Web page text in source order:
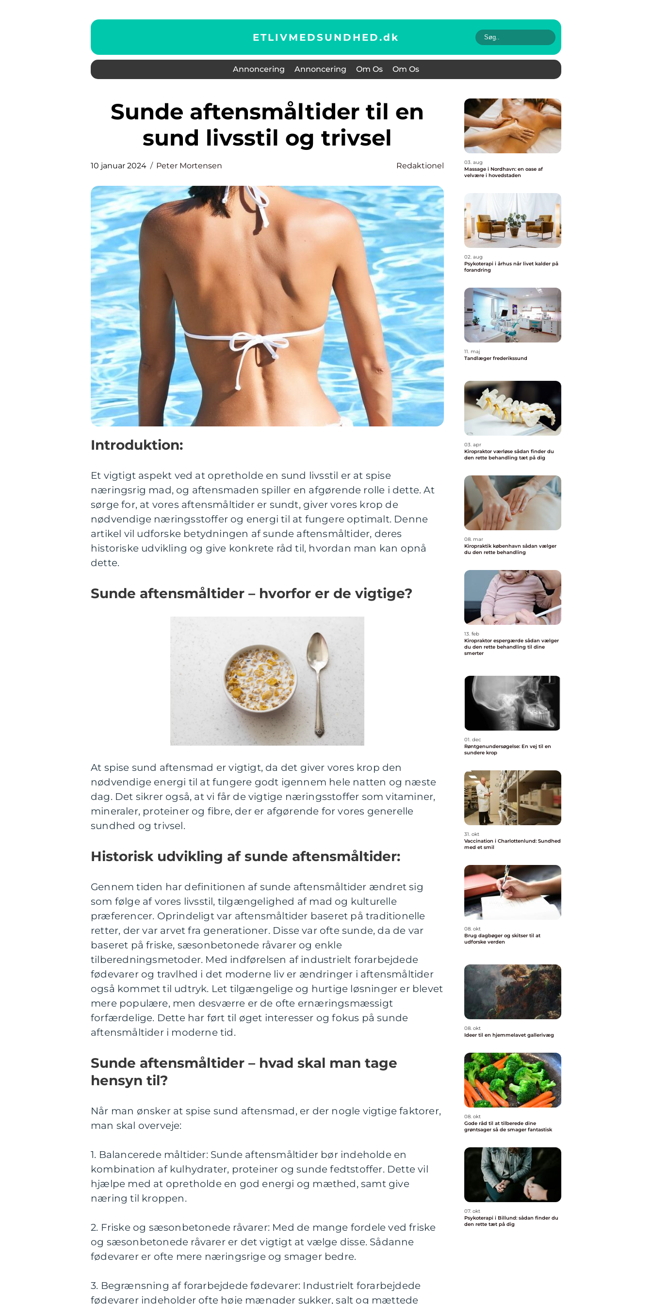
ETLIVMEDSUNDHED.dk
Annoncering Annoncering Om Os Om Os
Sunde aftensmåltider til en
sund livsstil og trivsel
10 januar 2024 Peter Mortensen Redaktionel
Introduktion:
Et vigtigt aspekt ved at opretholde en sund livsstil er at spise
næringsrig mad, og aftensmaden spiller en afgørende rolle i dette. At
sørge for, at vores aftensmåltider er sundt, giver vores krop de
nødvendige næringsstoffer og energi til at fungere optimalt. Denne
artikel vil udforske betydningen af sunde aftensmåltider, deres
historiske udvikling og give konkrete råd til, hvordan man kan opnå
dette.
Sunde aftensmåltider – hvorfor er de vigtige?
At spise sund aftensmad er vigtigt, da det giver vores krop den
nødvendige energi til at fungere godt igennem hele natten og næste
dag. Det sikrer også, at vi får de vigtige næringsstoffer som vitaminer,
mineraler, proteiner og fibre, der er afgørende for vores generelle
sundhed og trivsel.
Historisk udvikling af sunde aftensmåltider:
Gennem tiden har definitionen af sunde aftensmåltider ændret sig
som følge af vores livsstil, tilgængelighed af mad og kulturelle
præferencer. Oprindeligt var aftensmåltider baseret på traditionelle
retter, der var arvet fra generationer. Disse var ofte sunde, da de var
baseret på friske, sæsonbetonede råvarer og enkle
tilberedningsmetoder. Med indførelsen af industrielt forarbejdede
fødevarer og travlhed i det moderne liv er ændringer i aftensmåltider
også kommet til udtryk. Let tilgængelige og hurtige løsninger er blevet
mere populære, men desværre er de ofte ernæringsmæssigt
forfærdelige. Dette har ført til øget interesser og fokus på sunde
aftensmåltider i moderne tid.
Sunde aftensmåltider – hvad skal man tage
hensyn til?
Når man ønsker at spise sund aftensmad, er der nogle vigtige faktorer,
man skal overveje:
1. Balancerede måltider: Sunde aftensmåltider bør indeholde en
kombination af kulhydrater, proteiner og sunde fedtstoffer. Dette vil
hjælpe med at opretholde en god energi og mæthed, samt give
næring til kroppen.
2. Friske og sæsonbetonede råvarer: Med de mange fordele ved friske
og sæsonbetonede råvarer er det vigtigt at vælge disse. Sådanne
fødevarer er ofte mere næringsrige og smager bedre.
3. Begrænsning af forarbejdede fødevarer: Industrielt forarbejdede
fødevarer indeholder ofte høje mængder sukker, salt og mættede
03. aug
Massage i Nordhavn: en oase af
velvære i hovedstaden
02. aug
Psykoterapi i århus når livet kalder på
forandring
11. maj
Tandlæger frederikssund
03. apr
Kiropraktor værløse sådan finder du
den rette behandling tæt på dig
08. mar
Kiropraktik københavn sådan vælger
du den rette behandling
13. feb
Kiropraktor espergærde sådan vælger
du den rette behandling til dine
smerter
01. dec
Røntgenundersøgelse: En vej til en
sundere krop
31. okt
Vaccination i Charlottenlund: Sundhed
med et smil
08. okt
Brug dagbøger og skitser til at
udforske verden
08. okt
Ideer til en hjemmelavet gallerivæg
08. okt
Gode råd til at tilberede dine
grøntsager så de smager fantastisk
07. okt
Psykoterapi i Billund: sådan finder du
den rette tæt på dig